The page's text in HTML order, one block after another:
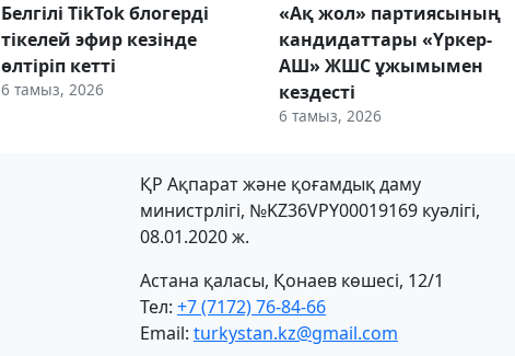
Белгілі TikTok блогерді
тікелей эфир кезінде
өлтіріп кетті
6 тамыз, 2026
«Ақ жол» партиясының
кандидаттары «Үркер-
АШ» ЖШС ұжымымен
кездесті
6 тамыз, 2026
ҚР Ақпарат және қоғамдық даму
министрлігі, №KZ36VPY00019169 куәлігі,
08.01.2020 ж.
Астана қаласы, Қонаев көшесі, 12/1
Тел: +7 (7172) 76-84-66
Email: turkystan.kz@gmail.com